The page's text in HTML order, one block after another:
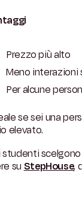
Prezzo più alto
Meno interazioni
Per alcune
se sei una
elevato.
su StepHouse,